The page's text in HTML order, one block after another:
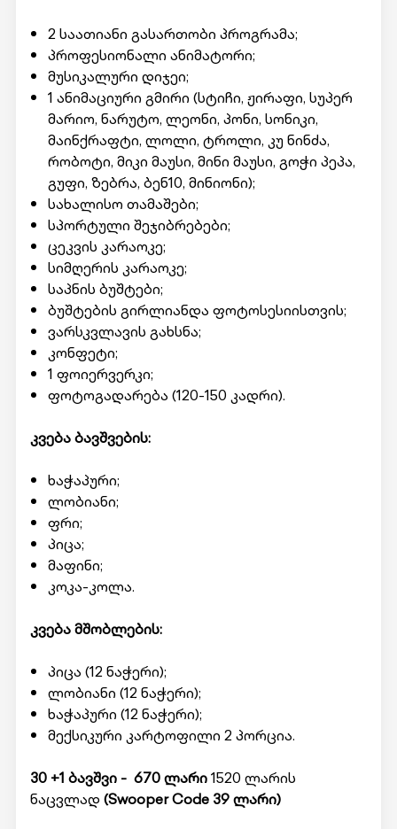
2 საათიანი გასართობი პროგრამა;
პროფესიონალი ანიმატორი;
მუსიკალური დიჯეი;
1 ანიმაციური გმირი (სტიჩი, ჟირაფი, სუპერ
მარიო, ნარუტო, ლეონი, პონი, სონიკი,
მაინქრაფტი, ლოლი, ტროლი, კუ ნინძა,
რობოტი, მიკი მაუსი, მინი მაუსი, გოჭი პეპა,
გუფი, ზებრა, ბენ10, მინიონი);
სახალისო თამაშები;
სპორტული შეჯიბრებები;
ცეკვის კარაოკე;
სიმღერის კარაოკე;
საპნის ბუშტები;
ბუშტების გირლიანდა ფოტოსესიისთვის;
ვარსკვლავის გახსნა;
კონფეტი;
1 ფოიერვერკი;
ფოტოგადარება (120-150 კადრი).
კვება ბავშვების:
ხაჭაპური;
ლობიანი;
ფრი;
პიცა;
მაფინი;
კოკა-კოლა.
კვება მშობლების:
პიცა (12 ნაჭერი);
ლობიანი (12 ნაჭერი);
ხაჭაპური (12 ნაჭერი);
მექსიკური კარტოფილი 2 პორცია.
30 +1 ბავშვი - 670 ლარი1520 ლარის
ნაცვლად (Swooper Code 39 ლარი)